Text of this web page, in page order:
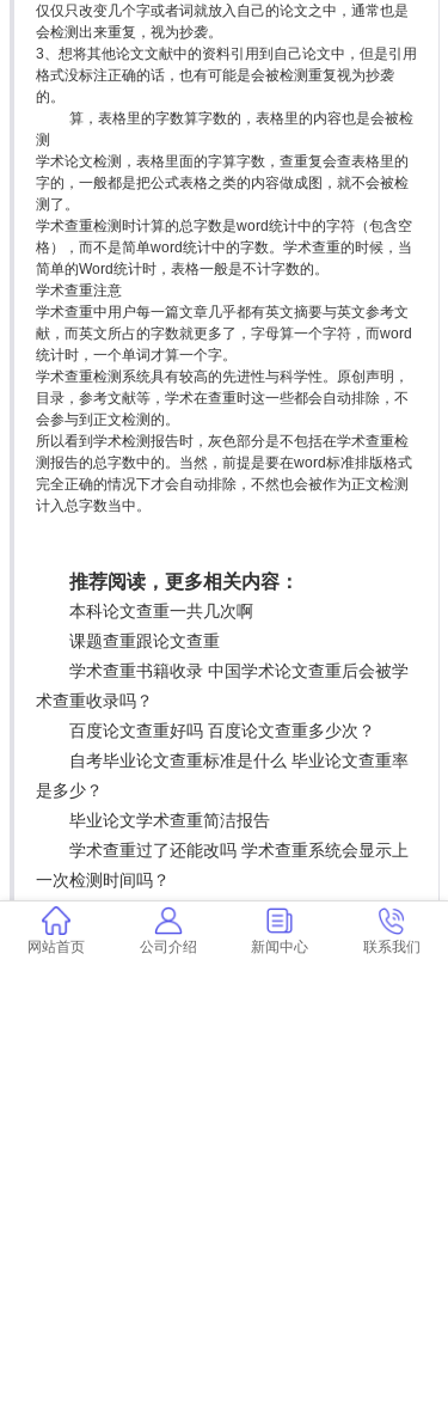
仅仅只改变几个字或者词就放入自己的论文之中，通常也是
会检测出来重复，视为抄袭。
3、想将其他论文文献中的资料引用到自己论文中，但是引用
格式没标注正确的话，也有可能是会被检测重复视为抄袭
的。
算，表格里的字数算字数的，表格里的内容也是会被检
测
学术论文检测，表格里面的字算字数，查重复会查表格里的
字的，一般都是把公式表格之类的内容做成图，就不会被检
测了。
学术查重检测时计算的总字数是word统计中的字符（包含空
格），而不是简单word统计中的字数。学术查重的时候，当
简单的Word统计时，表格一般是不计字数的。
学术查重注意
学术查重中用户每一篇文章几乎都有英文摘要与英文参考文
献，而英文所占的字数就更多了，字母算一个字符，而word
统计时，一个单词才算一个字。
学术查重检测系统具有较高的先进性与科学性。原创声明，
目录，参考文献等，学术在查重时这一些都会自动排除，不
会参与到正文检测的。
所以看到学术检测报告时，灰色部分是不包括在学术查重检
测报告的总字数中的。当然，前提是要在word标准排版格式
完全正确的情况下才会自动排除，不然也会被作为正文检测
计入总字数当中。
推荐阅读，更多相关内容：
本科论文查重一共几次啊
课题查重跟论文查重
学术查重书籍收录 中国学术论文查重后会被学
术查重收录吗？
百度论文查重好吗 百度论文查重多少次？
自考毕业论文查重标准是什么 毕业论文查重率
是多少？
毕业论文学术查重简洁报告
学术查重过了还能改吗 学术查重系统会显示上
一次检测时间吗？
论文查重后没有被检索
开题报告要加入论文查重吗
网站首页 公司介绍 新闻中心 联系我们